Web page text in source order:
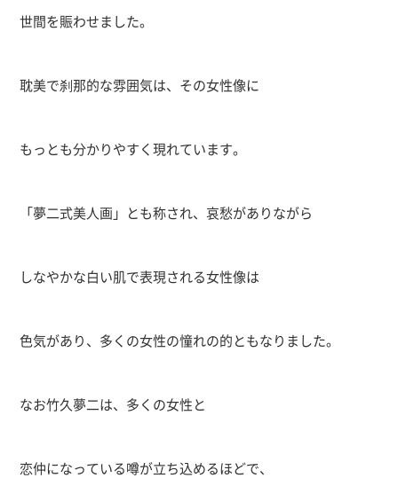
世間を賑わせました。
耽美で刹那的な雰囲気は、その女性像に
もっとも分かりやすく現れています。
「夢二式美人画」とも称され、哀愁がありながら
しなやかな白い肌で表現される女性像は
色気があり、多くの女性の憧れの的ともなりました。
なお竹久夢二は、多くの女性と
恋仲になっている噂が立ち込めるほどで、